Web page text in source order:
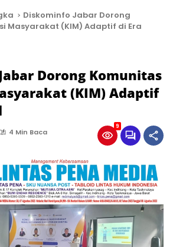
Diskominfo Jabar Dorong
Masyarakat (KIM) Adaptif di Era
Dorong Komunitas
(KIM) Adaptif
4 Min Baca
9